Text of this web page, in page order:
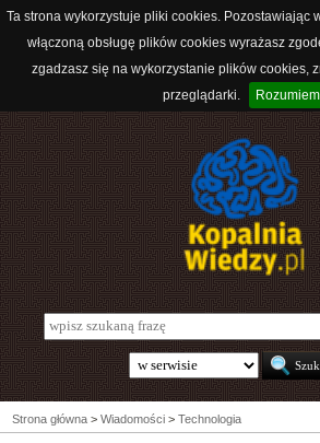
Ta strona wykorzystuje pliki cookies. Pozostawiając
włączoną obsługę plików cookies wyrażasz
zgadzasz się na wykorzystanie plików cookies,
przeglądarki.
Rozumiem
Strona główna > Wiadomości > Technologia